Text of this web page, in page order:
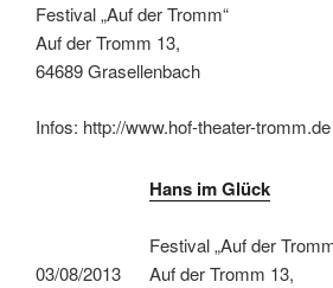
Festival „Auf der Tromm“
Auf der Tromm 13,
64689 Grasellenbach
Infos: http://www.hof-theater-tromm.de
03/08/2013
Hans im Glück
Festival „Auf der
Auf der Tromm 13,